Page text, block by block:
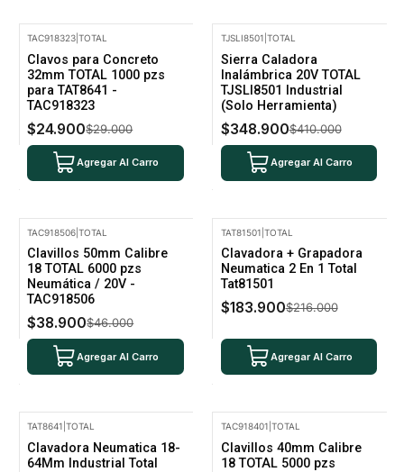
TAC918323 |TOTAL
Clavos para Concreto
32mm TOTAL 1000 pzs
para TAT8641 -
TAC918323
$24.900$29.000
Agregar Al Carro
TJSLI8501 TOTAL
Sierra Caladora
Inalámbrica 20V TOTAL
TJSLI8501 Industrial
(Solo Herramienta)
$348.900$410.000
Agregar Al Carro
TAC918506 |TOTAL
Clavillos 50mm Calibre
18 TOTAL 6000 pzs
Neumática / 20V -
TAC918506
$38.900$46.000
Agregar Al Carro
TAT81501 TOTAL
Clavadora + Grapadora
Neumatica 2 En 1 Total
Tat81501
$183.900$216.000
Agregar Al Carro
TAT8641 |TOTAL
Clavadora Neumatica 18-
64Mm Industrial Total
TAC918401 TOTAL
Clavillos 40mm Calibre
18 TOTAL 5000 pzs